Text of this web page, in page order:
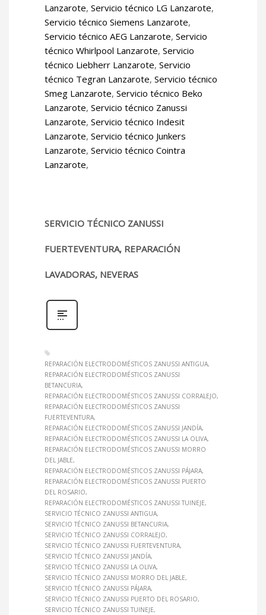
Lanzarote, Servicio técnico LG Lanzarote,
Servicio técnico Siemens Lanzarote,
Servicio técnico AEG Lanzarote, Servicio
técnico Whirlpool Lanzarote, Servicio
técnico Liebherr Lanzarote, Servicio
técnico Tegran Lanzarote, Servicio técnico
Smeg Lanzarote, Servicio técnico Beko
Lanzarote, Servicio técnico Zanussi
Lanzarote, Servicio técnico Indesit
Lanzarote, Servicio técnico Junkers
Lanzarote, Servicio técnico Cointra
Lanzarote,
SERVICIO TÉCNICO ZANUSSI
FUERTEVENTURA, REPARACIÓN
LAVADORAS, NEVERAS
REPARACIÓN ELECTRODOMÉSTICOS ZANUSSI ANTIGUA
REPARACIÓN ELECTRODOMÉSTICOS ZANUSSI
BETANCURIA
REPARACIÓN ELECTRODOMÉSTICOS ZANUSSI CORRALEJO
REPARACIÓN ELECTRODOMÉSTICOS ZANUSSI
FUERTEVENTURA
REPARACIÓN ELECTRODOMÉSTICOS ZANUSSI JANDÍA
REPARACIÓN ELECTRODOMÉSTICOS ZANUSSI LA OLIVA
REPARACIÓN ELECTRODOMÉSTICOS ZANUSSI MORRO
DEL JABLE
REPARACIÓN ELECTRODOMÉSTICOS ZANUSSI PÁJARA
REPARACIÓN ELECTRODOMÉSTICOS ZANUSSI PUERTO
DEL ROSARIO
REPARACIÓN ELECTRODOMÉSTICOS ZANUSSI TUINEJE
SERVICIO TÉCNICO ZANUSSI ANTIGUA
SERVICIO TÉCNICO ZANUSSI BETANCURIA
SERVICIO TÉCNICO ZANUSSI CORRALEJO
SERVICIO TÉCNICO ZANUSSI FUERTEVENTURA
SERVICIO TÉCNICO ZANUSSI JANDÍA
SERVICIO TÉCNICO ZANUSSI LA OLIVA
SERVICIO TÉCNICO ZANUSSI MORRO DEL JABLE
SERVICIO TÉCNICO ZANUSSI PÁJARA
SERVICIO TÉCNICO ZANUSSI PUERTO DEL ROSARIO
SERVICIO TÉCNICO ZANUSSI TUINEJE